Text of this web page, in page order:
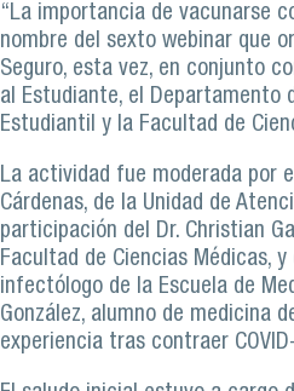
“La importancia de vacunarse
nombre del sexto webinar que
Seguro, esta vez, en conjunto
al Estudiante, el Departamento
Estudiantil y la Facultad de
La actividad fue moderada por
Cárdenas, de la Unidad de
participación del Dr. Christian
Facultad de Ciencias Médicas, y
infectólogo de la Escuela de
González, alumno de medicina
experiencia tras contraer